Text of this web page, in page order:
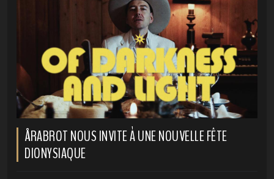
ÅRABROT NOUS INVITE À UNE NOUVELLE FÊTE
DIONYSIAQUE